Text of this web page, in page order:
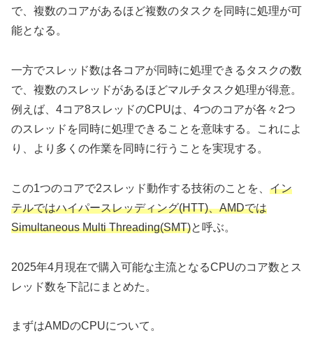
で、複数のコアがあるほど複数のタスクを同時に処理が可
能となる。
一方でスレッド数は各コアが同時に処理できるタスクの数
で、複数のスレッドがあるほどマルチタスク処理が得意。
例えば、4コア8スレッドのCPUは、4つのコアが各々2つ
のスレッドを同時に処理できることを意味する。これによ
り、より多くの作業を同時に行うことを実現する。
この1つのコアで2スレッド動作する技術のことを、 イン
テルではハイパースレッディング(HTT)、AMDでは
Simultaneous Multi Threading(SMT)と呼ぶ。
2025年4月現在で購入可能な主流となるCPUのコア数とス
レッド数を下記にまとめた。
まずはAMDのCPUについて。